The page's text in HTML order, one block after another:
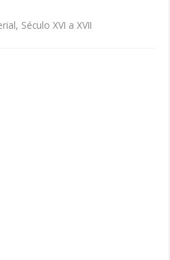
, Século XVI a XVII